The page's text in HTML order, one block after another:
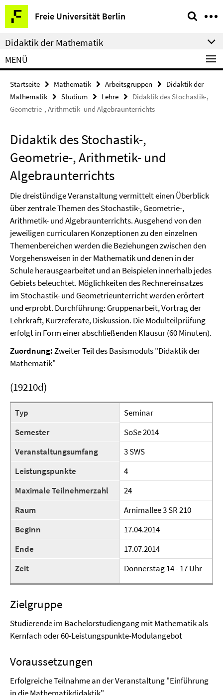
Springe
direkt
zu
Inhalt
Freie Universität Berlin
Service-
Navigation
Didaktik der Mathematik
MENÜ
Startseite Mathematik Arbeitsgruppen
Didaktik der
Mathematik
Studium Lehre
Didaktik des Stochastik-,
Geometrie-, Arithmetik- und Algebraunterrichts
Didaktik des Stochastik-,
Geometrie-, Arithmetik- und
Algebraunterrichts
Die dreistündige Veranstaltung vermittelt einen Überblick
über zentrale Themen des Stochastik-, Geometrie-,
Arithmetik- und Algebraunterrichts. Ausgehend von den
jeweiligen curricularen Konzeptionen zu den einzelnen
Themenbereichen werden die Beziehungen zwischen den
Vorgehensweisen in der Mathematik und denen in der
Schule herausgearbeitet und an Beispielen innerhalb jedes
Gebiets beleuchtet. Möglichkeiten des Rechnereinsatzes
im Stochastik- und Geometrieunterricht werden erörtert
und erprobt. Durchführung: Gruppenarbeit, Vortrag der
Lehrkraft, Kurzreferate, Diskussion. Die Modulteilprüfung
erfolgt in Form einer abschließenden Klausur (60 Minuten).
Zuordnung:Zweiter Teil des Basismoduls "Didaktik der
Mathematik"
(19210d)
Typ
Seminar
Semester
SoSe 2014
Veranstaltungsumfang
3 SWS
Leistungspunkte
4
Maximale Teilnehmerzahl
24
Raum
Arnimallee 3 SR 210
Beginn
17.04.2014
Ende
17.07.2014
Zeit
Donnerstag 14 - 17 Uhr
Zielgruppe
Studierende im Bachelorstudiengang mit Mathematik als
Kernfach oder 60-Leistungspunkte-Modulangebot
Voraussetzungen
Erfolgreiche Teilnahme an der Veranstaltung "Einführung